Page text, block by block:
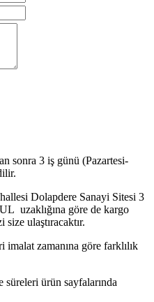
sonra 3 iş günü (Pazartesi-
Dolapdere Sanayi Sitesi 3
uzaklığına göre de kargo
ulaştıracaktır.
zamanına göre farklılık
ürün sayfalarında